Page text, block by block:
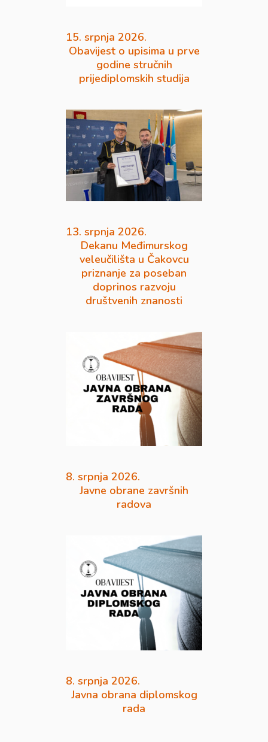
15. srpnja 2026.
Obavijest o upisima u prve
godine stručnih
prijediplomskih studija
13. srpnja 2026.
Dekanu Međimurskog
veleučilišta u Čakovcu
priznanje za poseban
doprinos razvoju
društvenih znanosti
8. srpnja 2026.
Javne obrane završnih
radova
8. srpnja 2026.
Javna obrana diplomskog
rada